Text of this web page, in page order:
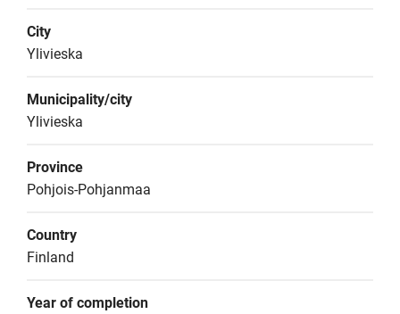
City
Ylivieska
Municipality/city
Ylivieska
Province
Pohjois-Pohjanmaa
Country
Finland
Year of completion